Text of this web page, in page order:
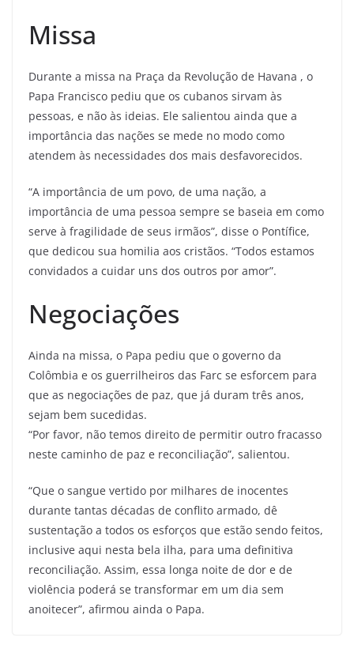
Missa
Durante a missa na Praça da Revolução de Havana , o
Papa Francisco pediu que os cubanos sirvam às
pessoas, e não às ideias. Ele salientou ainda que a
importância das nações se mede no modo como
atendem às necessidades dos mais desfavorecidos.
“A importância de um povo, de uma nação, a
importância de uma pessoa sempre se baseia em como
serve à fragilidade de seus irmãos”, disse o Pontífice,
que dedicou sua homilia aos cristãos. “Todos estamos
convidados a cuidar uns dos outros por amor”.
Negociações
Ainda na missa, o Papa pediu que o governo da
Colômbia e os guerrilheiros das Farc se esforcem para
que as negociações de paz, que já duram três anos,
sejam bem sucedidas.
“Por favor, não temos direito de permitir outro fracasso
neste caminho de paz e reconciliação”, salientou.
“Que o sangue vertido por milhares de inocentes
durante tantas décadas de conflito armado, dê
sustentação a todos os esforços que estão sendo feitos,
inclusive aqui nesta bela ilha, para uma definitiva
reconciliação. Assim, essa longa noite de dor e de
violência poderá se transformar em um dia sem
anoitecer”, afirmou ainda o Papa.